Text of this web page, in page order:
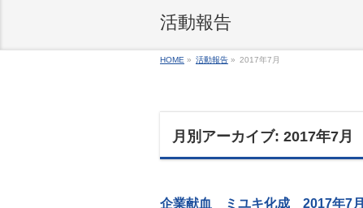
活動報告
HOME » 活動報告 » 2017年7月
月別アーカイブ: 2017年7月
企業献血 ミユキ化成 2017年7月